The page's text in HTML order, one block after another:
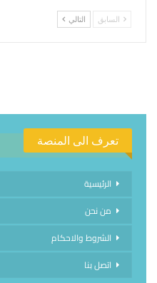
السابق التالي
تعرف الى المنصة
الرئيسية
من نحن
الشروط والاحكام
اتصل بنا